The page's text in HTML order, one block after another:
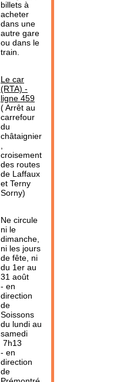
billets à
acheter
dans une
autre gare
ou dans le
train.
Le car
(RTA) -
ligne 459
( Arrêt au
carrefour
du
châtaignier
croisement
des routes
de Laffaux
et Terny
Sorny)
Ne circule
ni le
dimanche,
ni les jours
de fête, ni
du 1er au
31 août
- en
direction
de
Soissons
du lundi au
samedi
7h13
- en
direction
de